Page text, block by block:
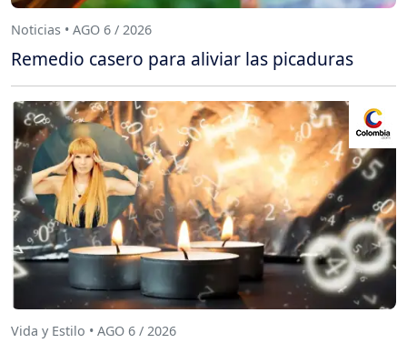
Noticias • AGO 6 / 2026
Remedio casero para aliviar las picaduras
Vida y Estilo • AGO 6 / 2026